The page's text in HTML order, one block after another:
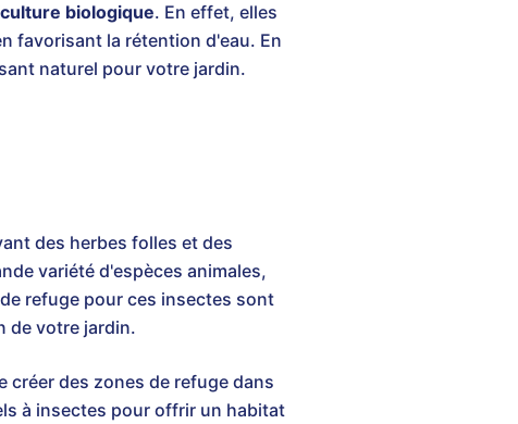
biologique. En effet, elles
favorisant la rétention d'eau. En
naturel pour votre jardin.
des herbes folles et des
variété d'espèces animales,
refuge pour ces insectes sont
de votre jardin.
des zones de refuge dans
à insectes pour offrir un habitat